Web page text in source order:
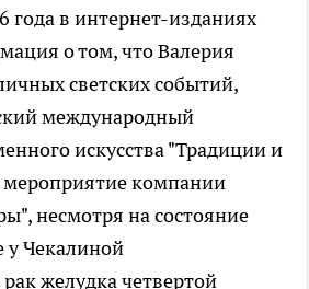
года в интернет-изданиях
о том, что Валерия
светских событий,
международный
искусства "Традиции и
мероприятие компании
несмотря на состояние
у Чекалиной
желудка четвертой